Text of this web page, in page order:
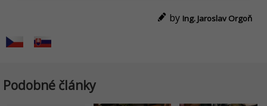
by Ing. Jaroslav Orgoň
Podobné články